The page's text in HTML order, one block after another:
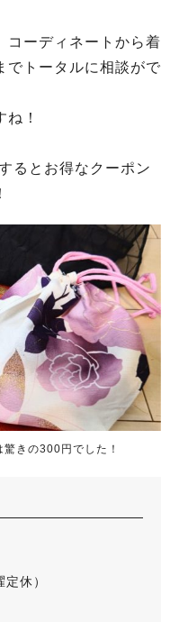
コーディネートから着
でトータルに相談がで
！
るとお得なクーポン
きの300円でした！
休）